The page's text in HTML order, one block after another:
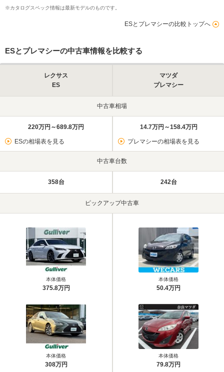
※カタログスペック情報は最新モデルのものです。
ESとプレマシーの比較トップへ
ESとプレマシーの中古車情報を比較する
レクサス
ES
マツダ
プレマシー
中古車相場
220万円～689.8万円
ESの相場表を見る
14.7万円～158.4万円
プレマシーの相場表を見る
中古車台数
358台 242台
ピックアップ中古車
本体価格
375.8万円
本体価格
308万円
本体価格
50.4万円
本体価格
79.8万円